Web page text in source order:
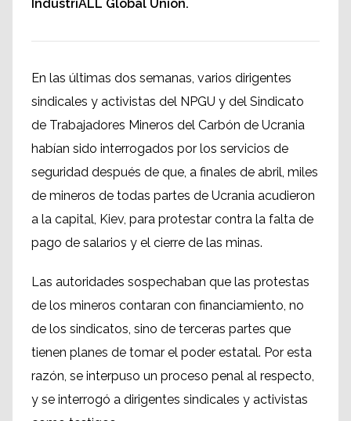
IndustriALL Global Union.
En las últimas dos semanas, varios dirigentes
sindicales y activistas del NPGU y del Sindicato
de Trabajadores Mineros del Carbón de Ucrania
habían sido interrogados por los servicios de
seguridad después de que, a finales de abril, miles
de mineros de todas partes de Ucrania acudieron
a la capital, Kiev, para protestar contra la falta de
pago de salarios y el cierre de las minas.
Las autoridades sospechaban que las protestas
de los mineros contaran con financiamiento, no
de los sindicatos, sino de terceras partes que
tienen planes de tomar el poder estatal. Por esta
razón, se interpuso un proceso penal al respecto,
y se interrogó a dirigentes sindicales y activistas